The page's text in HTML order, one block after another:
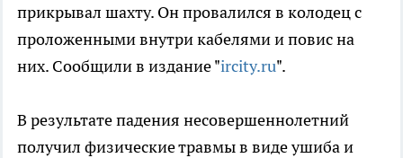
прикрывал шахту. Он провалился в колодец с
проложенными внутри кабелями и повис на
них. Сообщили в издание "ircity.ru".
В результате падения несовершеннолетний
получил физические травмы в виде ушиба и